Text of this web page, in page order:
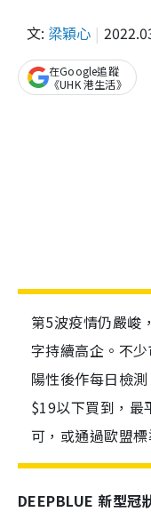
文: 梁穎心
在Google追蹤
《UHK 港生活》
第5波疫情仍嚴峻
字持續高企。不
陽性後作每日檢
$19以下買到，最
可，或通過歐盟
DEEPBLUE 新型冠